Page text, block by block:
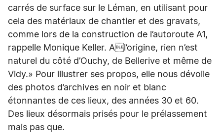
carrés de surface sur le Léman, en utilisant pour
cela des matériaux de chantier et des gravats,
comme lors de la construction de l’autoroute A1,
rappelle Monique Keller. Al’origine, rien n’est
naturel du côté d’Ouchy, de Bellerive et même de
Vidy.» Pour illustrer ses propos, elle nous dévoile
des photos d’archives en noir et blanc
étonnantes de ces lieux, des années 30 et 60.
Des lieux désormais prisés pour le prélassement
mais pas que.